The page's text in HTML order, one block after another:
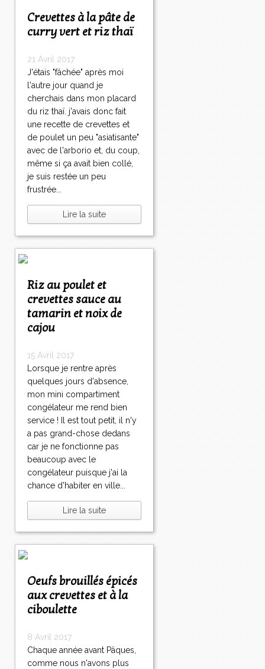
Crevettes à la pâte de
curry vert et riz thaï
21 Avril 2017
J'étais "fâchée" après moi
l'autre jour quand je
cherchais dans mon placard
du riz thaï. j'avais donc fait
une recette de crevettes et
de poulet un peu "asiatisante"
avec de l'arborio et, du coup,
même si ça avait bien collé,
je suis restée un peu
frustrée...
Lire la suite
Riz au poulet et
crevettes sauce au
tamarin et noix de
cajou
15 Avril 2017
Lorsque je rentre après
quelques jours d'absence,
mon mini compartiment
congélateur me rend bien
service ! Il est tout petit, il n'y
a pas grand-chose dedans
car je ne fonctionne pas
beaucoup avec le
congélateur puisque j'ai la
chance d'habiter en ville...
Lire la suite
Oeufs brouillés épicés
aux crevettes et à la
ciboulette
8 Avril 2017
Chaque année avant Pâques,
comme nous n'avons plus